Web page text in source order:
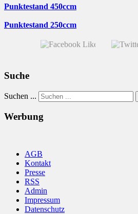
Punktestand 450ccm
Punktestand 250ccm
Suche
Suchen ...
Werbung
AGB
Kontakt
Presse
RSS
Admin
Impressum
Datenschutz